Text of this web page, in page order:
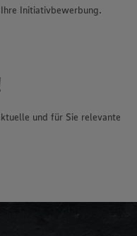
Initiativbewerbung.
und für Sie relevante